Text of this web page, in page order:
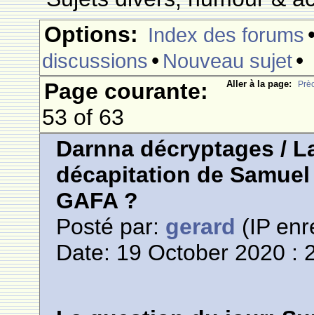
Options: Index des forums
discussions • Nouveau sujet•
Aller à la page:
Page courante:
53 of 63
Darnna décryptages /
décapitation de
GAFA ?
Posté par: gerard (IP
Date: 19 October 2020 :